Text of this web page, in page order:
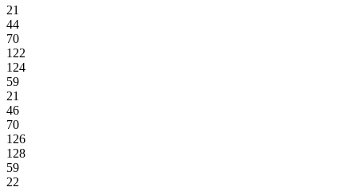
21
44
70
122
124
59
21
46
70
126
128
59
22